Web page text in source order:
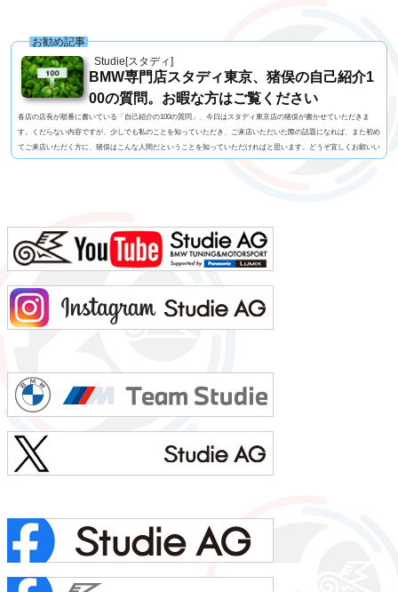
Studie[スタディ]
お勧め記事
BMW専門店スタディ東京、猪俣の自己紹介1
00の質問。お暇な方はご覧ください
各店の店長が順番に書いている「自己紹介の100の質問」、今日はスタディ東京店の猪俣が書かせていただきま
す。くだらない内容ですが、少しでも私のことを知っていただき、ご来店いただいた際の話題になれば、また初め
てご来店いただく方に、猪俣はこんな人間だということを知っていただければと思います。どうぞ宜しくお願いい